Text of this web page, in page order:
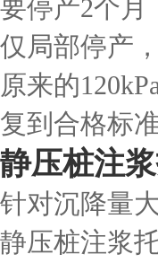
要停产2个月
仅局部停产
原来的
复到合格标
静压桩注
针对沉降量
静压桩注浆